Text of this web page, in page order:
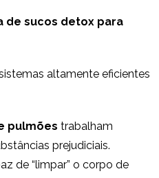
de sucos detox para
altamente eficientes
pulmões trabalham
prejudiciais.
de “limpar” o corpo de